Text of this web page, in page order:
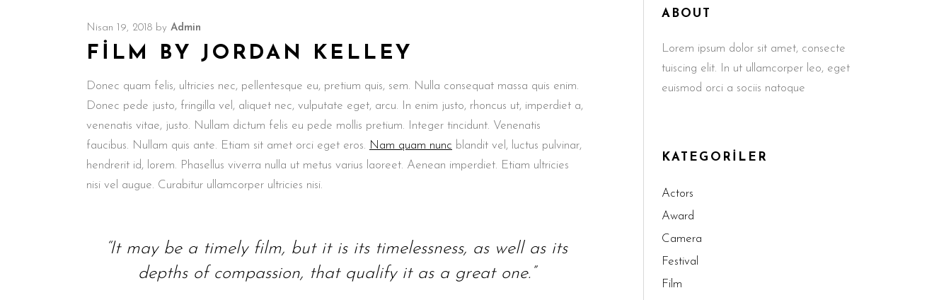
Nisan 19, 2018 by Admin
FILM BY JORDAN KELLEY
Donec quam felis, ultricies nec, pellentesque eu, pretium quis, sem. Nulla consequat massa quis enim.
Donec pede justo, fringilla vel, aliquet nec, vulputate eget, arcu. In enim justo, rhoncus ut, imperdiet a,
venenatis vitae, justo. Nullam dictum felis eu pede mollis pretium. Integer tincidunt. Venenatis
faucibus. Nullam quis ante. Etiam sit amet orci eget eros. Nam quam nunc blandit vel, luctus pulvinar,
hendrerit id, lorem. Phasellus viverra nulla ut metus varius laoreet. Aenean imperdiet. Etiam ultricies
nisi vel augue. Curabitur ullamcorper ultricies nisi.
“It may be a timely film, but it is its timelessness, as well as its
depths of compassion, that qualify it as a great one.”
ABOUT
Lorem ipsum dolor sit amet, consecte
tuiscing elit. In ut ullamcorper leo, eget
euismod orci a sociis natoque
KATEGORILER
Actors
Award
Camera
Festival
Film